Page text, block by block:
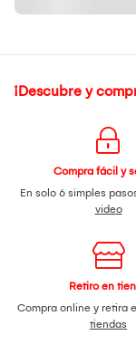
¡Descubre y
Compra fácil y
En solo 6 simples
video
Retiro en
Compra online y retira
tiendas